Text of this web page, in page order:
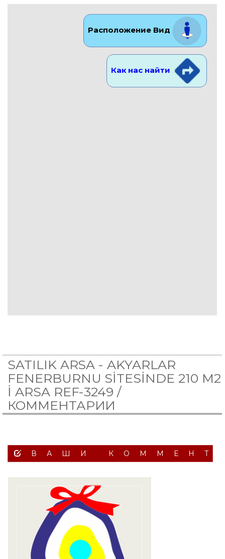
Расположение Вид
Как нас найти
SATILIK ARSA - AKYARLAR
FENERBURNU SİTESİNDE 210 M2
İ ARSA REF-3249 /
КОММЕНТАРИИ
ВАШИ